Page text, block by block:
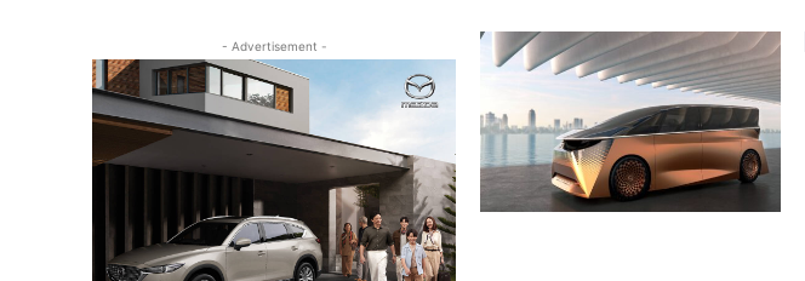
- Advertisement -